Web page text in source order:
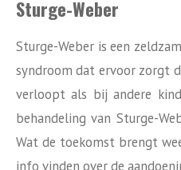
Sturge-Weber
Sturge-Weber is een
syndroom dat ervoor zorgt
verloopt als bij andere
behandeling van Sturge-
Wat de toekomst brengt
info vinden over de